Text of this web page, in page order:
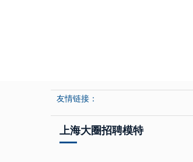
友情链接：
上海大圈招聘模特